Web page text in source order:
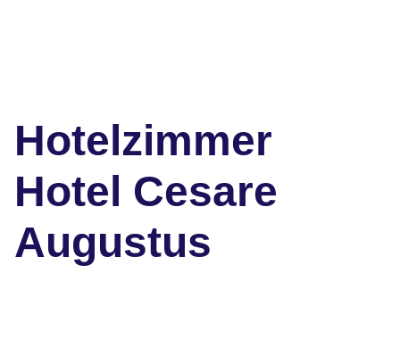
Hotelzimmer
Hotel Cesare
Augustus